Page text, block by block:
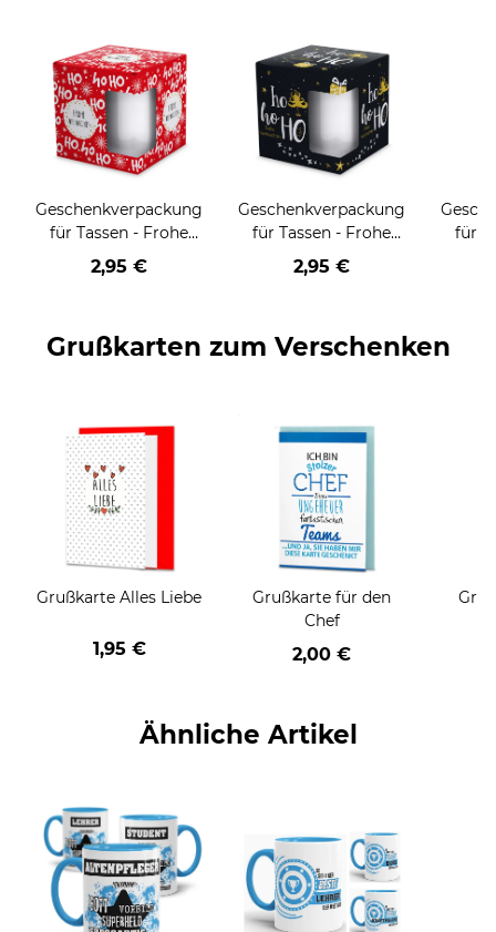
Geschenkverpackung
für Tassen - Frohe
Weihnachten - HO
HO HO - rot
2,95 €
Geschenkverpackung
für Tassen - Frohe
Weihnachten - HO
HO HO - schwarz
2,95 €
für
Grußkarten zum Verschenken
Grußkarte Alles Liebe
1,95 €
Grußkarte für den
Chef
2,00 €
Ähnliche Artikel